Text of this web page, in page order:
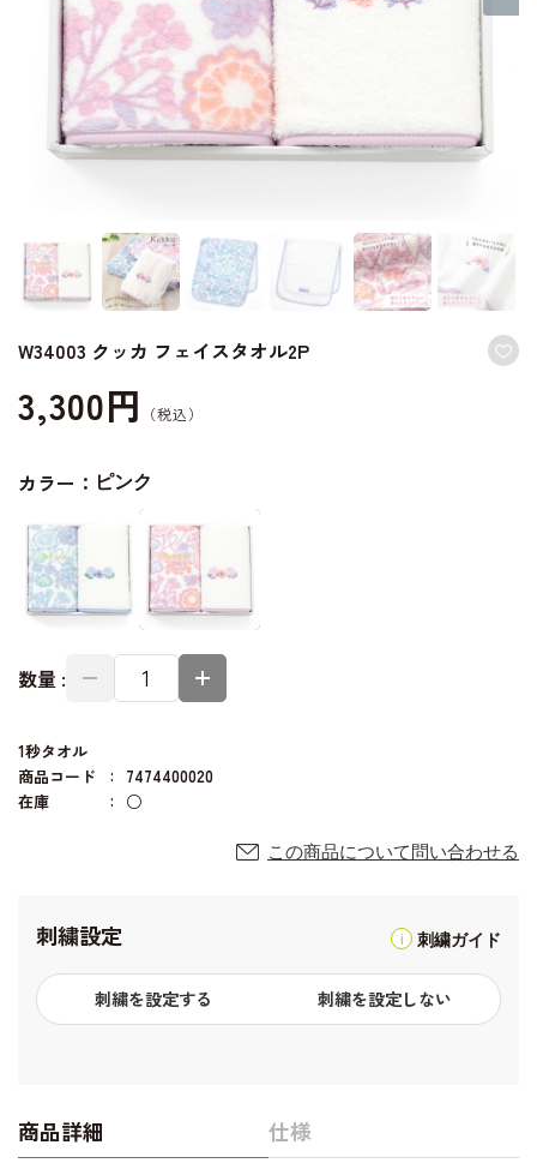
W34003 クッカ フェイスタオル2P
3,300円
カラー： ピンク
数量 :
1秒タオル
商品コード
7474400020
在庫
○
この商品について問い合わせる
刺繍設定 刺繍ガイド
刺繍を設定する 刺繍を設定しない
商品詳細 仕様